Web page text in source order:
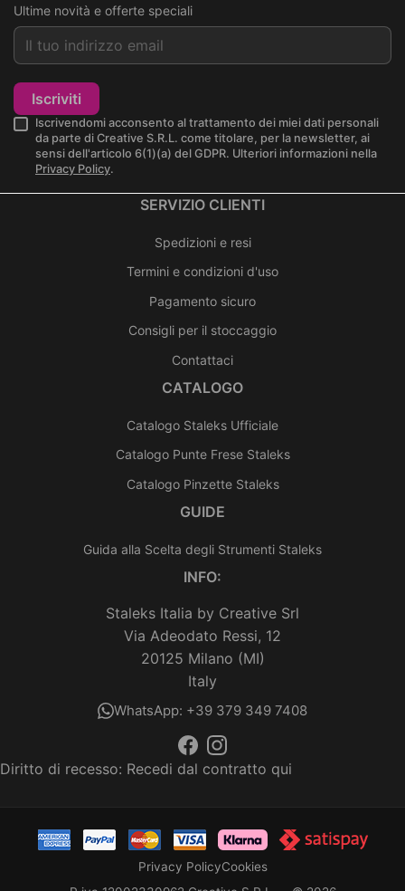
Ultime novità e offerte speciali
Iscriviti
Iscrivendomi acconsento al trattamento dei miei dati personali
da parte di Creative S.R.L. come titolare, per la newsletter, ai
sensi dell'articolo 6(1)(a) del GDPR. Ulteriori informazioni nella
Privacy Policy.
SERVIZIO CLIENTI
Spedizioni e resi
Termini e condizioni d'uso
Pagamento sicuro
Consigli per il stoccaggio
Contattaci
CATALOGO
Catalogo Staleks Ufficiale
Catalogo Punte Frese Staleks
Catalogo Pinzette Staleks
GUIDE
Guida alla Scelta degli Strumenti Staleks
INFO:
Staleks Italia by Creative Srl
Via Adeodato Ressi, 12
20125 Milano (MI)
Italy
WhatsApp: +39 379 349 7408
Diritto di recesso: Recedi dal contratto qui
Privacy PolicyCookies